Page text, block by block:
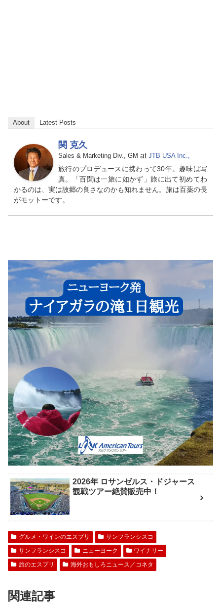
About Latest Posts
関 克久
Sales & Marketing Div., GM at JTB USA Inc.,
旅行のプロデュースに携わって30年。趣味は写
真。「百聞は一旅に如かず」旅に出て初めてわ
かるのは、実は故郷の良さなのかも知れません。旅は百薬の長
がモットーです。
2026年 ロサンゼルス・ドジャース
観戦ツアー絶賛販売中！
グルメ・ワインのエスプリ
サンフランシスコ
サンフランシスコ
ニューヨーク
ワイナリー
旅のエスプリ
海外おもしろニュース／コネタ
関連記事